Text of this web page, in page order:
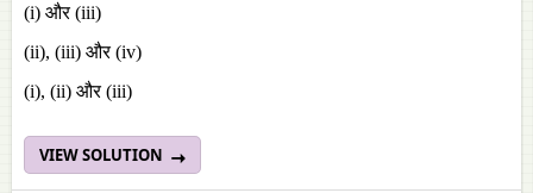
(i) और (iii)
(ii), (iii) और (iv)
(i), (ii) और (iii)
VIEW SOLUTION